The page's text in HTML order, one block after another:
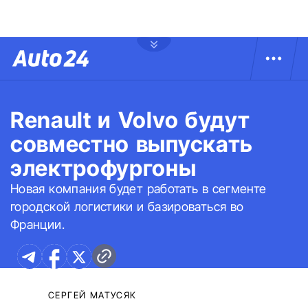
Renault и Volvo будут
совместно выпускать
электрофургоны
Новая компания будет работать в сегменте
городской логистики и базироваться во
Франции.
СЕРГЕЙ МАТУСЯК